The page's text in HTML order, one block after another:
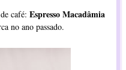
café: Espresso Macadâmia
no ano passado.